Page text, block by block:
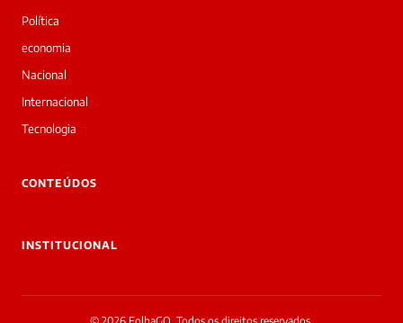
Política
economia
Nacional
Internacional
Tecnologia
CONTEÚDOS
INSTITUCIONAL
© 2026 FolhaGO. Todos os direitos reservados.